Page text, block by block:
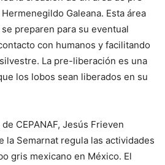
Galeana. Esta área
preparen para su eventual
con humanos y facilitando
La pre-liberación es una
los lobos sean liberados en su
CEPANAF, Jesús Frieven
la Semarnat regula las actividades
gris mexicano en México. El